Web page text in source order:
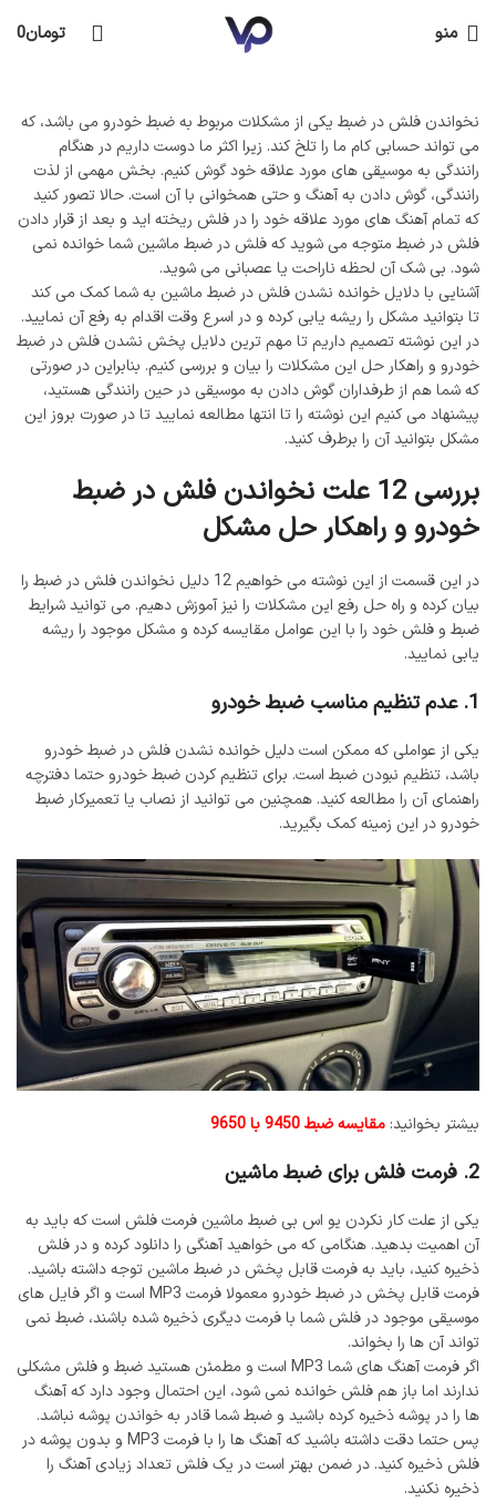
منو تومان0
نخواندن فلش در ضبط یکی از مشکلات مربوط به ضبط خودرو می باشد، که
می تواند حسابی کام ما را تلخ کند. زیرا اکثر ما دوست داریم در هنگام
رانندگی به موسیقی های مورد علاقه خود گوش کنیم. بخش مهمی از لذت
رانندگی، گوش دادن به آهنگ و حتی همخوانی با آن است. حالا تصور کنید
که تمام آهنگ های مورد علاقه خود را در فلش ریخته اید و بعد از قرار دادن
فلش در ضبط متوجه می شوید که فلش در ضبط ماشین شما خوانده نمی
شود. بی شک آن لحظه ناراحت یا عصبانی می شوید.
آشنایی با دلایل خوانده نشدن فلش در ضبط ماشین به شما کمک می کند
تا بتوانید مشکل را ریشه یابی کرده و در اسرع وقت اقدام به رفع آن نمایید.
در این نوشته تصمیم داریم تا مهم ترین دلایل پخش نشدن فلش در ضبط
خودرو و راهکار حل این مشکلات را بیان و بررسی کنیم. بنابراین در صورتی
که شما هم از طرفداران گوش دادن به موسیقی در حین رانندگی هستید،
پیشنهاد می کنیم این نوشته را تا انتها مطالعه نمایید تا در صورت بروز این
مشکل بتوانید آن را برطرف کنید.
بررسی 12 علت نخواندن فلش در ضبط
خودرو و راهکار حل مشکل
در این قسمت از این نوشته می خواهیم 12 دلیل نخواندن فلش در ضبط را
بیان کرده و راه حل رفع این مشکلات را نیز آموزش دهیم. می توانید شرایط
ضبط و فلش خود را با این عوامل مقایسه کرده و مشکل موجود را ریشه
یابی نمایید.
1. عدم تنظیم مناسب ضبط خودرو
یکی از عواملی که ممکن است دلیل خوانده نشدن فلش در ضبط خودرو
باشد، تنظیم نبودن ضبط است. برای تنظیم کردن ضبط خودرو حتما دفترچه
راهنمای آن را مطالعه کنید. همچنین می توانید از نصاب یا تعمیرکار ضبط
خودرو در این زمینه کمک بگیرید.
بیشتر بخوانید: مقایسه ضبط 9450 با 9650
2. فرمت فلش برای ضبط ماشین
یکی از علت کار نکردن یو اس بی ضبط ماشین فرمت فلش است که باید به
آن اهمیت بدهید. هنگامی که می خواهید آهنگی را دانلود کرده و در فلش
ذخیره کنید، باید به فرمت قابل پخش در ضبط ماشین توجه داشته باشید.
فرمت قابل پخش در ضبط خودرو معمولا فرمت MP3 است و اگر فایل های
موسیقی موجود در فلش شما با فرمت دیگری ذخیره شده باشند، ضبط نمی
تواند آن ها را بخواند.
اگر فرمت آهنگ های شما MP3 است و مطمئن هستید ضبط و فلش مشکلی
ندارند اما باز هم فلش خوانده نمی شود، این احتمال وجود دارد که آهنگ
ها را در پوشه ذخیره کرده باشید و ضبط شما قادر به خواندن پوشه نباشد.
پس حتما دقت داشته باشید که آهنگ ها را با فرمت MP3 و بدون پوشه در
فلش ذخیره کنید. در ضمن بهتر است در یک فلش تعداد زیادی آهنگ را
ذخیره نکنید.